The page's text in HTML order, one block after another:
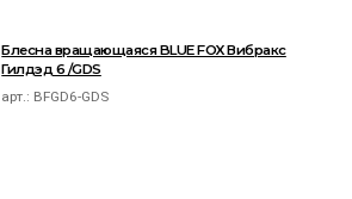
Блесна вращающаяся BLUE FOX Вибракс
Гилдэд 6 /GDS
арт.: BFGD6-GDS